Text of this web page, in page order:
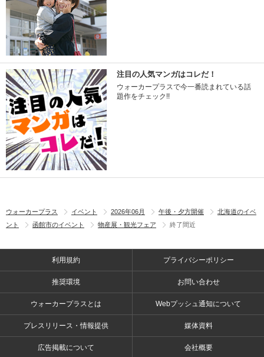
注目の人気マンガはコレだ！
ウォーカープラスで今一番読まれている話
題作をチェック!!
ウォーカープラス イベント 2026年06月 午後・夕方開催
北海道のイベ
ント
函館市のイベント 物産展・観光フェア 終了間近
利用規約 プライバシーポリシー
推奨環境 お問い合わせ
ウォーカープラスとは Webプッシュ通知について
プレスリリース・情報提供 媒体資料
広告掲載について 会社概要